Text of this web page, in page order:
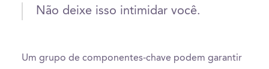
Não deixe isso intimidar você.
Um grupo de componentes-chave podem garantir